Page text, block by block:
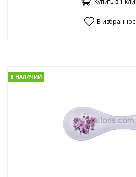
Купить в 1
В избранное
В НАЛИЧИИ